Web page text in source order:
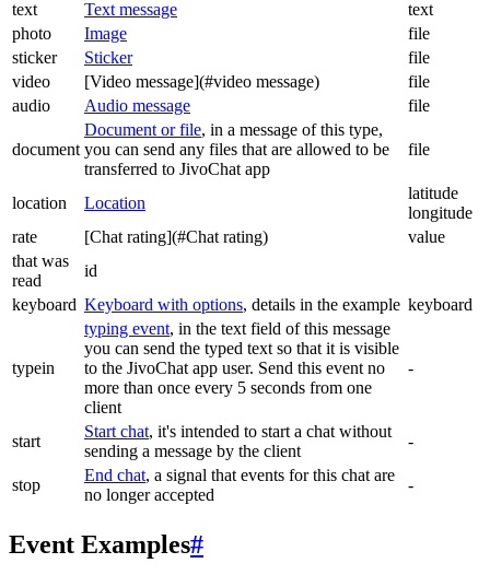
text
Text message
text
photo
Image
file
sticker
Sticker
file
video
[Video message](#video message)
file
audio
Audio message file
document
Document or file, in a message of this type,
you can send any files that are allowed to be
transferred to JivoChat app
file
location Location
latitude
longitude
rate
[Chat rating](#Chat rating)
value
that was
read
id
keyboard Keyboard with options, details in the example keyboard
typein
typing event, in the text field of this message
you can send the typed text so that it is visible
to the JivoChat app user. Send this event no
more than once every 5 seconds from one
client
-
start
Start chat, it's intended to start a chat without
sending a message by the client
-
stop
End chat, a signal that events for this chat are
no longer accepted
-
Event Examples#